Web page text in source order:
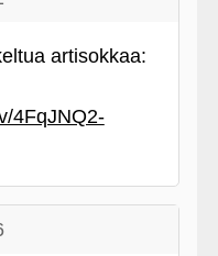
artisokkaa:
4FqJNQ2-